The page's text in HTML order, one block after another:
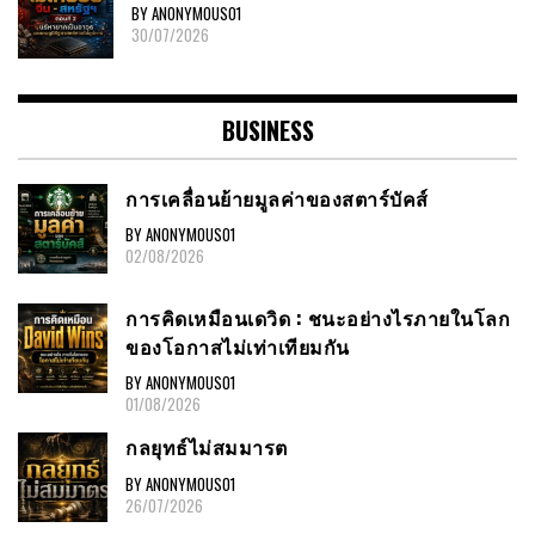
BY ANONYMOUS01
30/07/2026
BUSINESS
การเคลื่อนย้ายมูลค่าของสตาร์บัคส์
BY ANONYMOUS01
02/08/2026
การคิดเหมือนเดวิด : ชนะอย่างไรภายในโลก
ของโอกาสไม่เท่าเทียมกัน
BY ANONYMOUS01
01/08/2026
กลยุทธ์ไม่สมมารต
BY ANONYMOUS01
26/07/2026